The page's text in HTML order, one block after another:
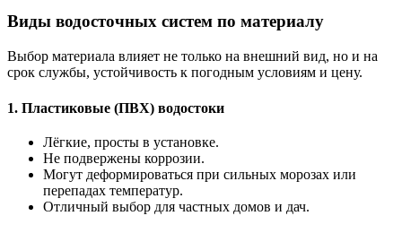
Виды водосточных систем по материалу
Выбор материала влияет не только на внешний вид, но и на
срок службы, устойчивость к погодным условиям и цену.
1. Пластиковые (ПВХ) водостоки
Лёгкие, просты в установке.
Не подвержены коррозии.
Могут деформироваться при сильных морозах или
перепадах температур.
Отличный выбор для частных домов и дач.